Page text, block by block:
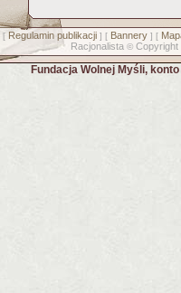
[ Regulamin publikacji] [ Bannery] [
Racjonalista © Copyright
Fundacja Wolnej Myśli,